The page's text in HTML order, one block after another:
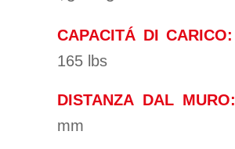
CAPACITÁ DI CARICO:
165 lbs
DISTANZA DAL MURO:
mm